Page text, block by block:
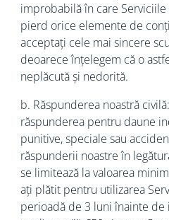
improbabilă în care Serviciile
pierd orice elemente de
acceptați cele mai sincere
deoarece înțelegem că o
neplăcută și nedorită.
b. Răspunderea noastră
răspunderea pentru daune
punitive, speciale sau
răspunderii noastre în
se limitează la valoarea
ați plătit pentru utilizarea
perioadă de 3 luni înainte de